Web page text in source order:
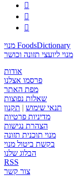



מנוי FoodsDictionary
מנוי ליועצי תזונה וכושר
אודות
פרסמו אצלנו
מפת האתר
שאלות נפוצות
תנאי שימוש | תקנון
מדיניות פרטיות
הצהרת נגישות
מנוי תוכנית תזונה
בקשת ביטול מנוי
הבלוג שלנו
RSS
צור קשר